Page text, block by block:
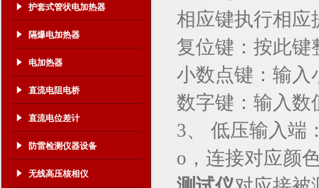
护套式管状电加热器
隔爆电加热器
电加热器
直流电阻电桥
直流电位差计
防雷检测仪器设备
无线高压核相仪
相应键执行相应
复位键：按此键
小数点键：输入
数字键：输入数
3、 低压输入端
o，连接对应颜